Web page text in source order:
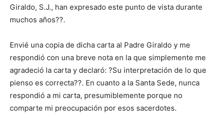
Giraldo, S.J., han expresado este punto de vista durante
muchos años??.
Envié una copia de dicha carta al Padre Giraldo y me
respondió con una breve nota en la que simplemente me
agradeció la carta y declaró: ?Su interpretación de lo que
pienso es correcta??. En cuanto a la Santa Sede, nunca
respondió a mi carta, presumiblemente porque no
comparte mi preocupación por esos sacerdotes.